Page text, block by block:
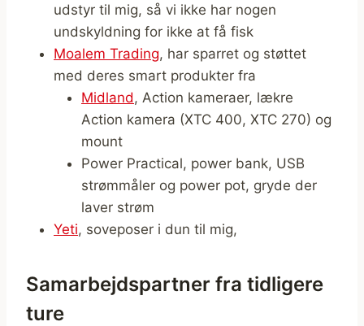
udstyr til mig, så vi ikke har nogen
undskyldning for ikke at få fisk
Moalem Trading, har sparret og støttet
med deres smart produkter fra
Midland , Action kameraer, lækre
Action kamera (XTC 400, XTC 270) og
mount
Power Practical, power bank, USB
strømmåler og power pot, gryde der
laver strøm
Yeti, soveposer i dun til mig,
Samarbejdspartner fra tidligere
ture